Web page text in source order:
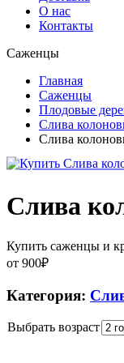
О нас
Контакты
Саженцы
Главная
Саженцы
Плодовые
Слива
Слива
Слива
Купить саженцы и
от 900₽
Категория:
Выбрать возраст